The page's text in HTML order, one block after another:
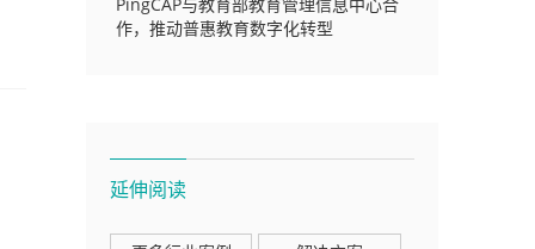
作，推动普惠教育数字化转型
延伸阅读